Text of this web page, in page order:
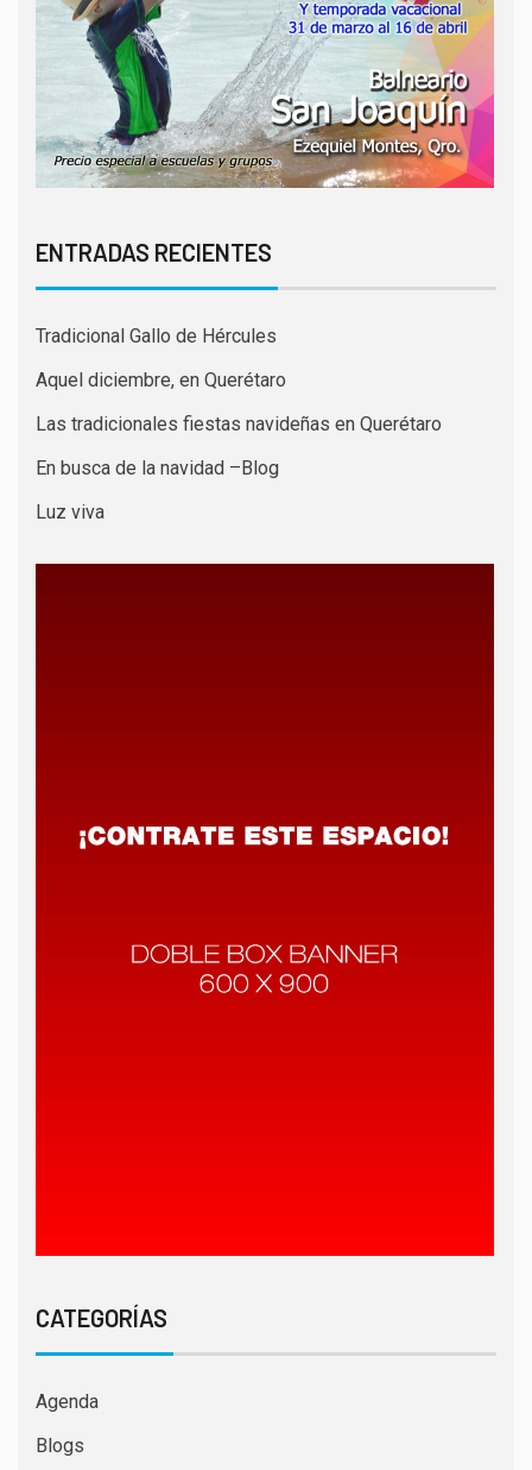
ENTRADAS RECIENTES
Tradicional Gallo de Hércules
Aquel diciembre, en Querétaro
Las tradicionales fiestas navideñas en Querétaro
En busca de la navidad –Blog
Luz viva
CATEGORÍAS
Agenda
Blogs